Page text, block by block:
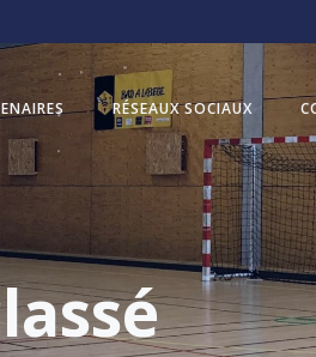
RÉSEAUX SOCIAUX